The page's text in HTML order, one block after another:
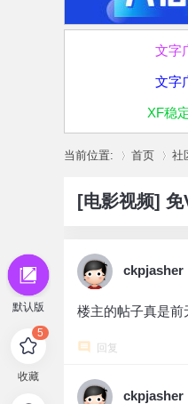
文字
文字
XF稳
当前位置: 首页 社
默认版
收藏
5
[电影视频] 免
ckpjasher
楼主的帖子真是
回复
ckpjasher